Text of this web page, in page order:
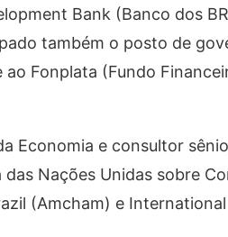
Bank (Banco dos
também o posto de
Fonplata (Fundo
Economia e consultor
Nações Unidas sobre
(Amcham) e